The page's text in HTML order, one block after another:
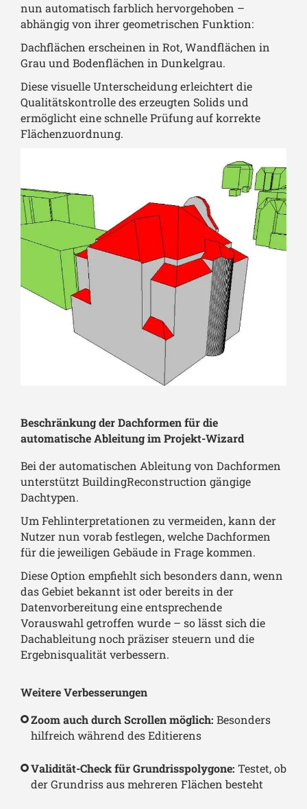
nun automatisch farblich hervorgehoben –
abhängig von ihrer geometrischen Funktion:
Dachflächen erscheinen in Rot, Wandflächen in
Grau und Bodenflächen in Dunkelgrau.
Diese visuelle Unterscheidung erleichtert die
Qualitätskontrolle des erzeugten Solids und
ermöglicht eine schnelle Prüfung auf korrekte
Flächenzuordnung.
Beschränkung der Dachformen für die
automatische Ableitung im Projekt-Wizard
Bei der automatischen Ableitung von Dachformen
unterstützt BuildingReconstruction gängige
Dachtypen.
Um Fehlinterpretationen zu vermeiden, kann der
Nutzer nun vorab festlegen, welche Dachformen
für die jeweiligen Gebäude in Frage kommen.
Diese Option empfiehlt sich besonders dann, wenn
das Gebiet bekannt ist oder bereits in der
Datenvorbereitung eine entsprechende
Vorauswahl getroffen wurde – so lässt sich die
Dachableitung noch präziser steuern und die
Ergebnisqualität verbessern.
Weitere Verbesserungen
Zoom auch durch Scrollen möglich: Besonders
hilfreich während des Editierens
Validität-Check für Grundrisspolygone: Testet, ob
der Grundriss aus mehreren Flächen besteht